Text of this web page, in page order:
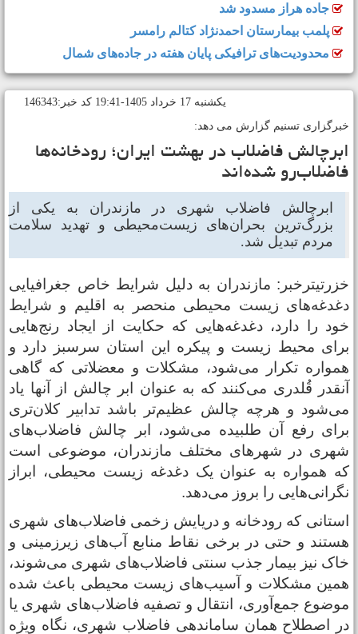
جاده هراز مسدود شد
پلمب بیمارستان احمدنژاد کتالم رامسر
محدودیت‌های ترافیکی پایان هفته در جاده‌های شمال
يکشنبه 17 خرداد 1405-19:41 کد خبر:146343
تسنیم گزارش می دهد:
فاضلاب در بهشت ایران؛ رودخانه‌ها‌
شده‌اند
ابرچالش فاضلاب شهری در مازندران به یکی از
بزرگ‌ترین بحران‌های زیست‌محیطی و تهدید سلامت
مردم تبدیل شد.
مازندران به دلیل شرایط خاص جغرافیایی
زیست محیطی منحصر به اقلیم و شرایط
را دارد، دغدغه‌هایی که حکایت از ایجاد رنج‌هایی
محیط زیست و پیکره این استان سرسبز دارد و
تکرار می‌شود، مشکلات و معضلاتی که گاهی
قُلدری می‌کنند که به عنوان ابر چالش از آنها یاد
و هرچه چالش عظیم‌تر باشد تدابیر کلان‌تری
رفع آن طلبیده می‌شود، ابر چالش فاضلاب‌‌های
در شهرهای مختلف مازندران، موضوعی است
همواره به عنوان یک دغدغه زیست محیطی، ابراز
را بروز می‌دهد.
که رودخانه و دریایش زخمی فاضلاب‌های شهری
و حتی در برخی نقاط منابع آب‌های زیرزمینی و
نیز بیمار جذب سنتی فاضلاب‌های شهری می‌شوند،
مشکلات و آسیب‌های زیست محیطی باعث شده
جمع‌آوری، انتقال و تصفیه فاضلاب‌های شهری یا
اصطلاح همان ساماندهی فاضلاب شهری، نگاه ویژه